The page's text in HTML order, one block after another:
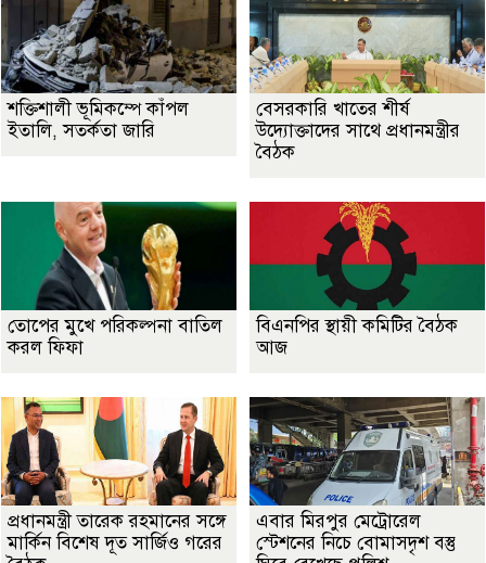
শক্তিশালী ভূমিকম্পে কাঁপল
ইতালি, সতর্কতা জারি
বেসরকারি খাতের শীর্ষ
উদ্যোক্তাদের সাথে প্রধানমন্ত্রীর
বৈঠক
তোপের মুখে পরিকল্পনা বাতিল
করল ফিফা
বিএনপির স্থায়ী কমিটির বৈঠক
আজ
প্রধানমন্ত্রী তারেক রহমানের সঙ্গে
মার্কিন বিশেষ দূত সার্জিও গরের
এবার মিরপুর মেট্রোরেল
স্টেশনের নিচে বোমাসদৃশ বস্তু